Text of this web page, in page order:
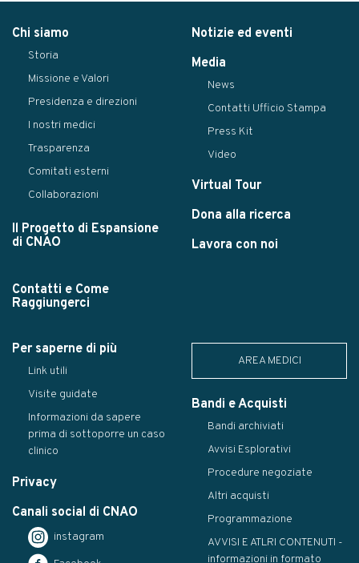
Chi siamo
Storia
Missione e Valori
Presidenza e direzioni
I nostri medici
Trasparenza
Comitati esterni
Collaborazioni
Il Progetto di Espansione
di CNAO
Contatti e Come
Raggiungerci
Notizie ed eventi
Media
News
Contatti Ufficio Stampa
Press Kit
Video
Virtual Tour
Dona alla ricerca
Lavora con noi
Per saperne di più
Link utili
Visite guidate
Informazioni da sapere
prima di sottoporre un caso
clinico
Privacy
Canali social di CNAO
instagram
AREA MEDICI
Bandi e Acquisti
Bandi archiviati
Avvisi Esplorativi
Procedure negoziate
Altri acquisti
Programmazione
AVVISI E ATLRI CONTENUTI -
informazioni in formato